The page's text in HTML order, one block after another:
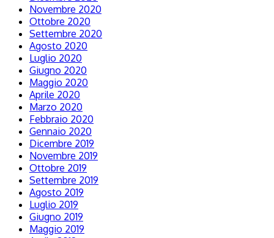
Novembre 2020
Ottobre 2020
Settembre 2020
Agosto 2020
Luglio 2020
Giugno 2020
Maggio 2020
Aprile 2020
Marzo 2020
Febbraio 2020
Gennaio 2020
Dicembre 2019
Novembre 2019
Ottobre 2019
Settembre 2019
Agosto 2019
Luglio 2019
Giugno 2019
Maggio 2019